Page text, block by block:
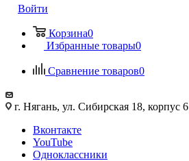
Войти
Корзина0
Избранные товары0
Сравнение товаров0
г. Нягань, ул. Сибирская 18, корпус 6
Вконтакте
YouTube
Одноклассники